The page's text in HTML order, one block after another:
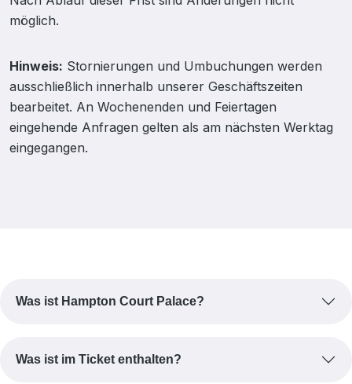
möglich.
Hinweis: Stornierungen und Umbuchungen werden
ausschließlich innerhalb unserer Geschäftszeiten
bearbeitet. An Wochenenden und Feiertagen
eingehende Anfragen gelten als am nächsten Werktag
eingegangen.
Was ist Hampton Court Palace?
Was ist im Ticket enthalten?